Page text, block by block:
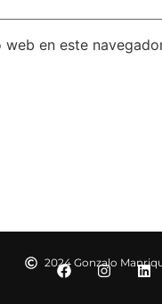
en este
2024 Gonzalo